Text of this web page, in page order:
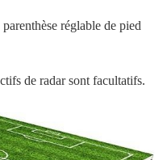
400 W/m2 325 W/
800 W/m2 780 W/
-10~60ºC/10~60ºC
réglable de pied
de radar sont facultatifs.